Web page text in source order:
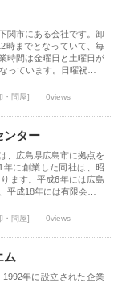
関市にある会社です。卸
時までとなっていて、毎
時間は金曜日と土曜日が
っています。日曜祝…
・問屋] 0views
ンター
、広島県広島市に拠点を
に創業した同社は、昭
ます。平成6年には広島
平成18年には有限会…
・問屋] 0views
ム
年に設立された企業